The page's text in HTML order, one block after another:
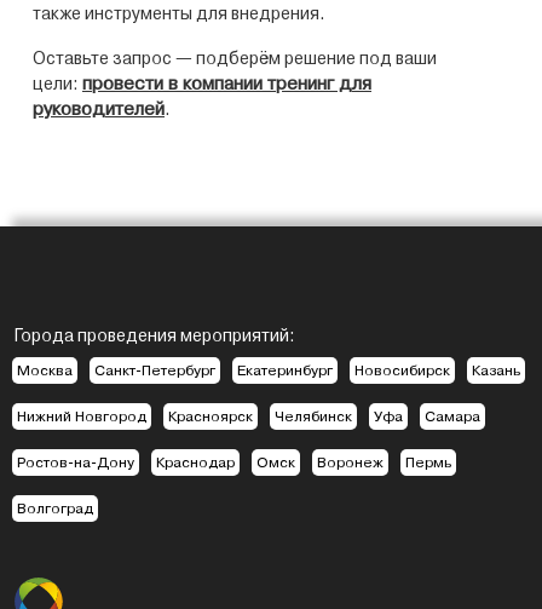
также инструменты для внедрения.
Оставьте запрос — подберём решение под ваши
цели: провести в компании тренинг для
руководителей.
Города проведения мероприятий:
Москва Санкт-Петербург Екатеринбург Новосибирск Казань
Нижний Новгород Красноярск Челябинск Уфа Самара
Ростов-на-Дону Краснодар Омск Воронеж Пермь
Волгоград